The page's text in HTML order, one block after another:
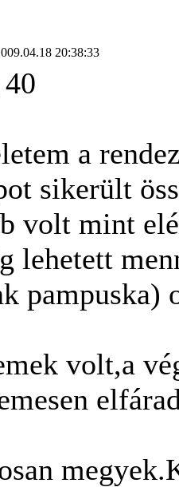
20:38:33
a
sikerült
volt mint
lehetett
volt,a